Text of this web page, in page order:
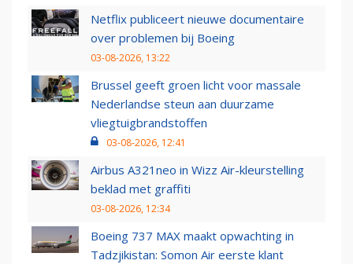
Netflix publiceert nieuwe documentaire
over problemen bij Boeing
03-08-2026, 13:22
Brussel geeft groen licht voor massale
Nederlandse steun aan duurzame
vliegtuigbrandstoffen
03-08-2026, 12:41
Airbus A321neo in Wizz Air-kleurstelling
beklad met graffiti
03-08-2026, 12:34
Boeing 737 MAX maakt opwachting in
Tadzjikistan: Somon Air eerste klant